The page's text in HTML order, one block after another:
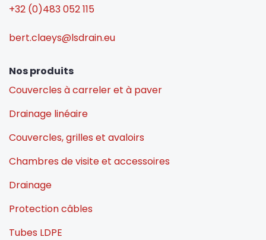
+32 (0)483 052 115
bert.claeys@lsdrain.eu
Nos produits
Couvercles à carreler et à paver
Drainage linéaire
Couvercles, grilles et avaloirs
Chambres de visite et accessoires
Drainage
Protection câbles
Tubes LDPE